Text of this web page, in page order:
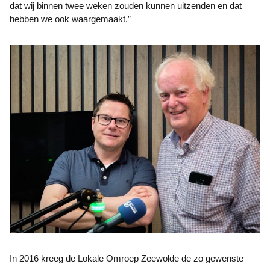
dat wij binnen twee weken zouden kunnen uitzenden en dat
hebben we ook waargemaakt.”
In 2016 kreeg de Lokale Omroep Zeewolde de zo gewenste